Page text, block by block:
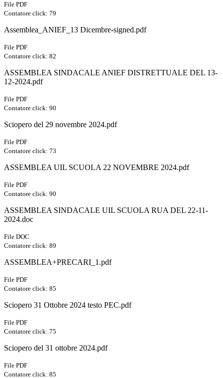
File PDF
Contatore click: 79
Assemblea_ANIEF_13 Dicembre-signed.pdf
File PDF
Contatore click: 82
ASSEMBLEA SINDACALE ANIEF DISTRETTUALE DEL 13-
12-2024.pdf
File PDF
Contatore click: 90
Sciopero del 29 novembre 2024.pdf
File PDF
Contatore click: 73
ASSEMBLEA UIL SCUOLA 22 NOVEMBRE 2024.pdf
File PDF
Contatore click: 90
ASSEMBLEA SINDACALE UIL SCUOLA RUA DEL 22-11-
2024.doc
File DOC
Contatore click: 89
ASSEMBLEA+PRECARI_1.pdf
File PDF
Contatore click: 85
Sciopero 31 Ottobre 2024 testo PEC.pdf
File PDF
Contatore click: 75
Sciopero del 31 ottobre 2024.pdf
File PDF
Contatore click: 85